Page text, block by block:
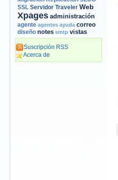
SSL Servidor Traveler Web
Xpages administración
agente agentes ayuda correo
diseño notes smtp vistas
Suscripción RSS
Acerca de